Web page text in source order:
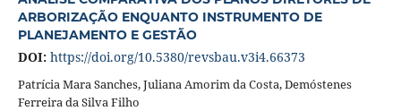
ARBORIZAÇÃO ENQUANTO INSTRUMENTO DE
PLANEJAMENTO E GESTÃO
DOI: https://doi.org/10.5380/revsbau.v3i4.66373
Patrícia Mara Sanches, Juliana Amorim da Costa, Demóstenes
Ferreira da Silva Filho